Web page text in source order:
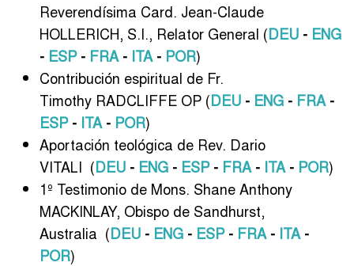
Reverendísima Card. Jean-Claude
HOLLERICH, S.I., Relator General (DEU - ENG
- ESP- FRA- ITA- POR)
Contribución espiritual de Fr.
Timothy RADCLIFFE OP (DEU - ENG - FRA-
ESP- ITA- POR)
Aportación teológica de Rev. Dario
VITALI (DEU - ENG - ESP- FRA- ITA- POR)
1º Testimonio de Mons. Shane Anthony
MACKINLAY, Obispo de Sandhurst,
Australia (DEU - ENG - ESP- FRA- ITA-
POR)